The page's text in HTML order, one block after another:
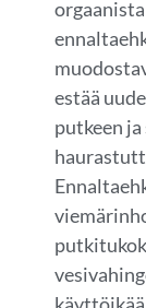
estää
putkeen